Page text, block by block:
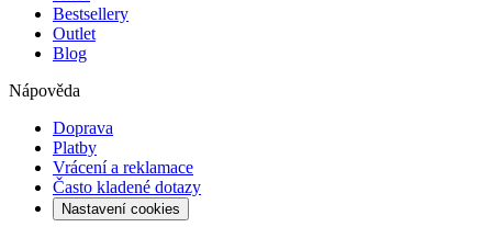
Bestsellery
Outlet
Blog
Nápověda
Doprava
Platby
Vrácení a reklamace
Často kladené dotazy
Nastavení cookies